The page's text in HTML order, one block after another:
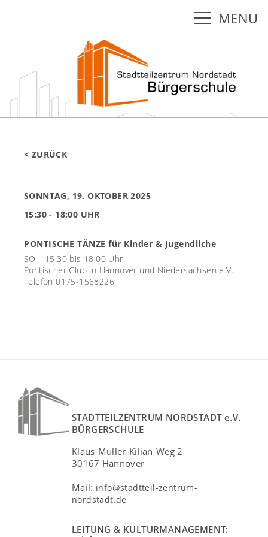
< ZURÜCK
SONNTAG, 19. OKTOBER 2025
15:30 - 18:00 UHR
PONTISCHE TÄNZE für Kinder & Jugendliche
SO _ 15.30 bis 18.00 Uhr
Pontischer Club in Hannover und Niedersachsen e.V.
Telefon 0175-1568226
STADTTEILZENTRUM NORDSTADT e.V.
BÜRGERSCHULE
Klaus-Müller-Kilian-Weg 2
30167 Hannover
Mail: info@stadtteil-zentrum-
nordstadt.de
LEITUNG & KULTURMANAGEMENT:
MENU